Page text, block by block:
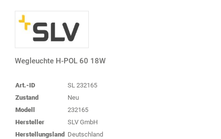
Wegleuchte H-POL 60 18W
Art.-ID
SL 232165
Zustand
Neu
Modell
232165
Hersteller
SLV GmbH
Herstellungsland Deutschland